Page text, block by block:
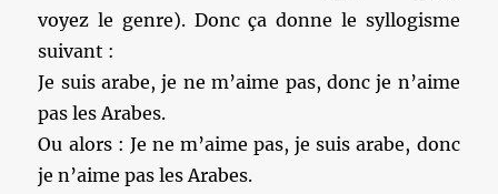
voyez le genre). Donc ça donne le syllogisme
suivant :
Je suis arabe, je ne m’aime pas, donc je n’aime
pas les Arabes.
Ou alors : Je ne m’aime pas, je suis arabe, donc
je n’aime pas les Arabes.